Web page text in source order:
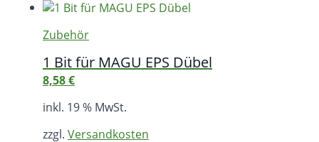
Zubehör
1 Bit für MAGU EPS Dübel
8,58€
inkl. 19 % MwSt.
zzgl. Versandkosten